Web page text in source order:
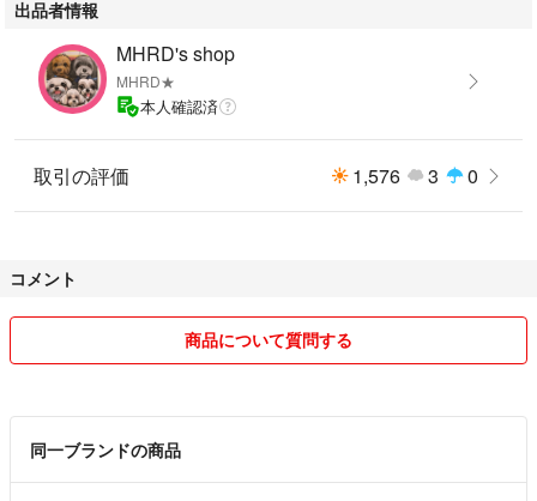
出品者情報
MHRD's shop
MHRD★
本人確認済
取引の評価 1,576 3 0
コメント
商品について質問する
同一ブランドの商品